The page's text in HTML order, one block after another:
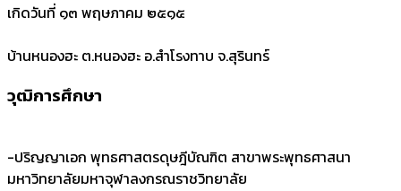
เกิดวันที่ ๑๓ พฤษภาคม ๒๕๑๕
บ้านหนองฮะ ต.หนองฮะ อ.สำโรงทาบ จ.สุรินทร์
วุฒิการศึกษา
-ปริญญาเอก พุทธศาสตรดุษฎีบัณฑิต สาขาพระพุทธศาสนา
มหาวิทยาลัยมหาจุฬาลงกรณราชวิทยาลัย